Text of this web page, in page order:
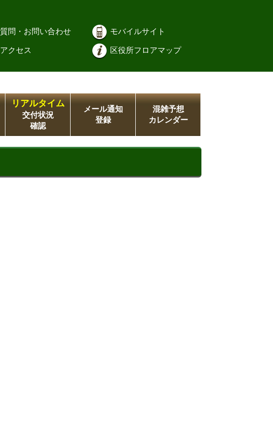
質問・お問い合わせ モバイルサイト
アクセス 区役所フロアマップ
リアルタイム
交付状況
確認
メール通知
登録
混雑予想
カレンダー